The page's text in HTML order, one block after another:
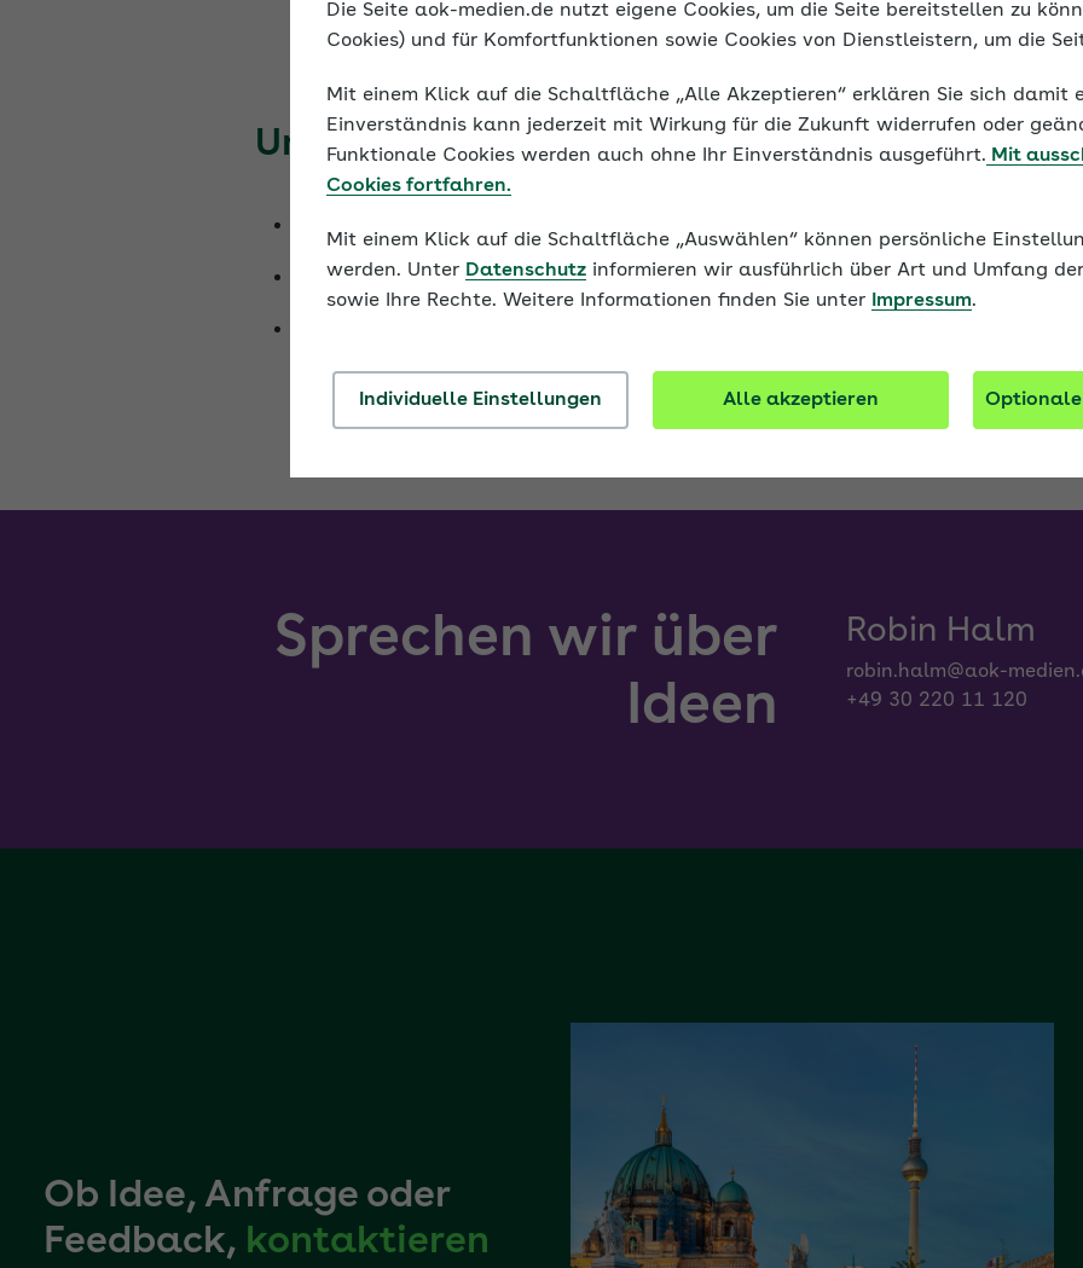
Umsetzung
Inhalte werden cross- und multimedial, maßgeschneidert und
Sprechen wir über
Ideen
Robin Halm
robin.halm@aok-
+49 30 220 11 120
Ob Idee, Anfrage oder
Feedback, kontaktieren
Die Seite aok-medien.de nutzt eigene Cookies, um die Seite bereitstellen zu
Cookies) und für Komfortfunktionen sowie Cookies von Dienstleistern, um die
Mit einem Klick auf die Schaltfläche „Alle Akzeptieren“ erklären Sie sich damit
Einverständnis kann jederzeit mit Wirkung für die Zukunft widerrufen oder
Funktionale Cookies werden auch ohne Ihr Einverständnis ausgeführt. Mit
Cookies fortfahren.
Mit einem Klick auf die Schaltfläche „Auswählen“ können persönliche
werden. Unter Datenschutz informieren wir ausführlich über Art und Umfang
sowie Ihre Rechte. Weitere Informationen finden Sie unter
Impressum.
Individuelle Einstellungen Alle akzeptieren Optionale